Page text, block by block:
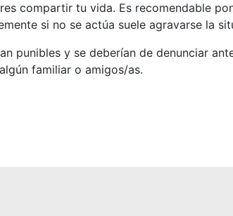
compartir tu vida. Es recomendable
si no se actúa suele agravarse la
punibles y se deberían de denunciar
familiar o amigos/as.